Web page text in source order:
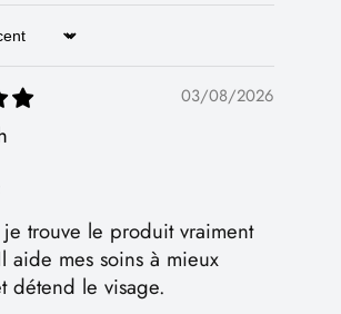
03/08/2026
trouve le produit vraiment
aide mes soins à mieux
détend le visage.